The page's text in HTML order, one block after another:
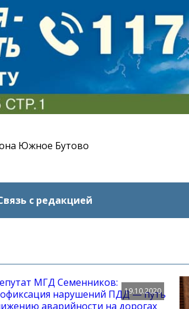
Южное Бутово
с редакцией
19.10.2020